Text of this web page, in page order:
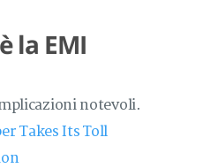
la EMI
notevoli.
Takes Its Toll